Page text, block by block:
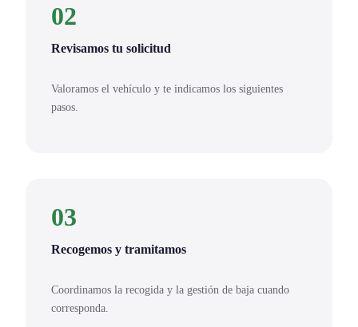
02
Revisamos tu solicitud
Valoramos el vehículo y te indicamos los siguientes
pasos.
03
Recogemos y tramitamos
Coordinamos la recogida y la gestión de baja cuando
corresponda.